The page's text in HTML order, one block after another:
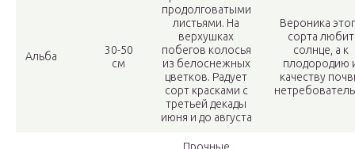
Альба
30-50
см
продолговатыми
листьями. На
верхушках
побегов колосья
из белоснежных
цветков. Радует
сорт красками с
третьей декады
июня и до августа
Вероника
сорта любит
солнце, а к
плодородию
качеству